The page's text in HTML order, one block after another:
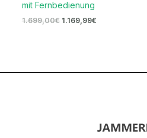
mit Fernbedienung
1.699,00€ 1.169,99€